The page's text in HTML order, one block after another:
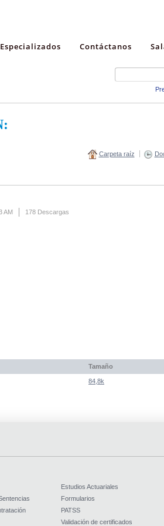
Contáctanos
Carpeta raíz
AM 178 Descargas
Tamaño
84,8k
Estudios Actuariales
Formularios
PATSS
Validación de certificados